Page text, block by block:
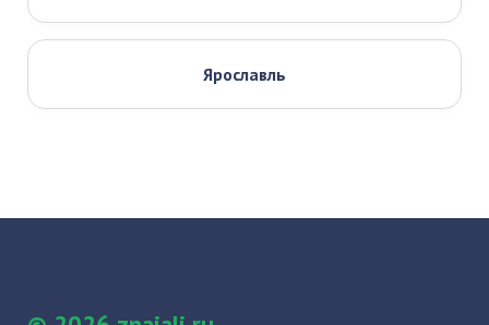
Ярославль